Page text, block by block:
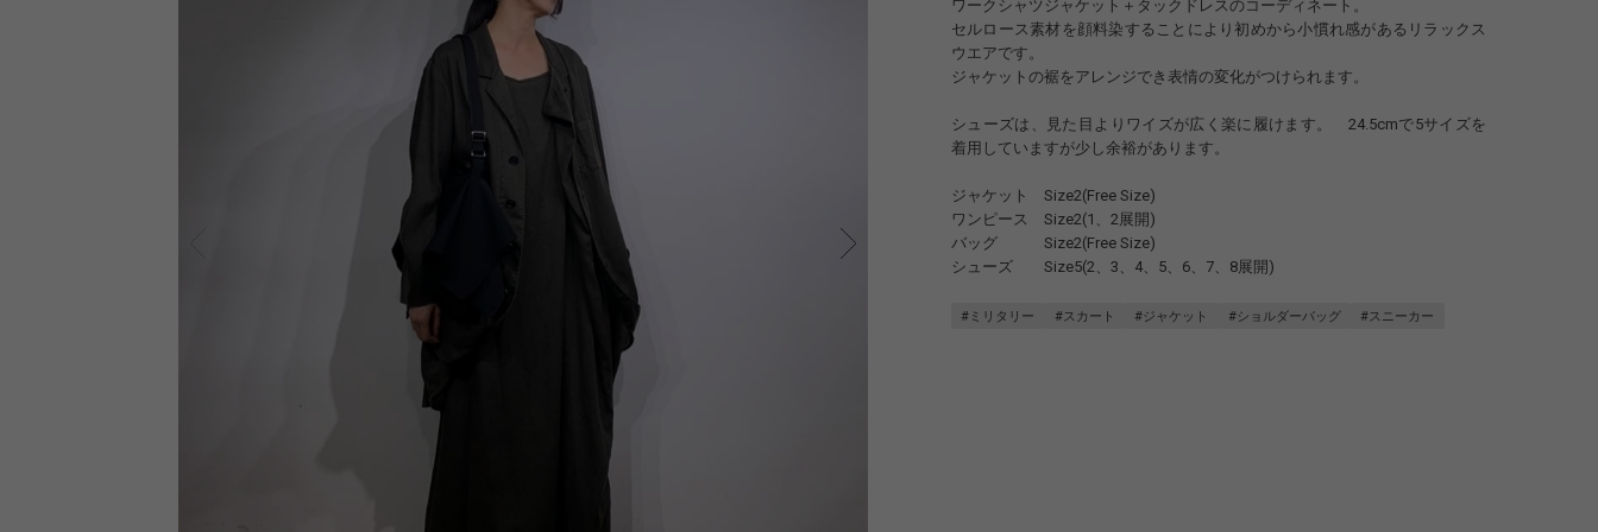
ワークシャツジャケット＋タックドレスのコーディネート。
セルロース素材を顔料染することにより初めから小慣れ感があるリラックス
ウエアです。
ジャケットの裾をアレンジでき表情の変化がつけられます。
シューズは、見た目よりワイズが広く楽に履けます。 24.5cmで5サイズを
着用していますが少し余裕があります。
ジャケット Size2(Free Size)
ワンピース Size2(1、2展開)
バッグ Size2(Free Size)
シューズ Size5(2、3、4、5、6、7、8展開)
#ミリタリー #スカート #ジャケット #ショルダーバッグ #スニーカー